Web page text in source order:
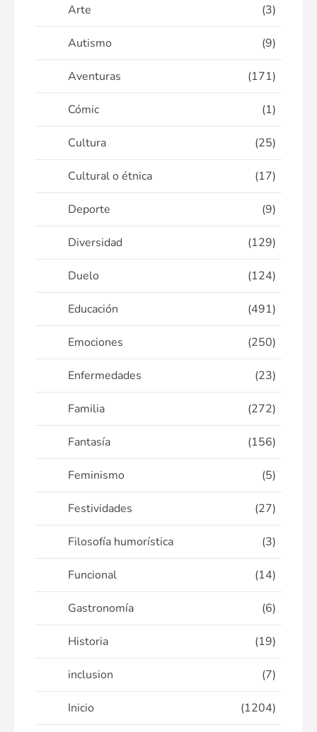
Arte (3)
Autismo (9)
Aventuras (171)
Cómic (1)
Cultura (25)
Cultural o étnica (17)
Deporte (9)
Diversidad (129)
Duelo (124)
Educación (491)
Emociones (250)
Enfermedades (23)
Familia (272)
Fantasía (156)
Feminismo (5)
Festividades (27)
Filosofía humorística (3)
Funcional (14)
Gastronomía (6)
Historia (19)
inclusion (7)
Inicio (1204)